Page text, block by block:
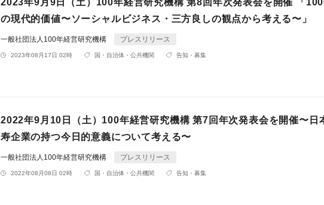
2023年9月9日（土）100年経営研究機構 第8回年次発表会を開催 「
の現代的価値〜ソーシャルビジネス・三方良しの観点から考える〜」
一般社団法人100年経営研究機構 プレスリリース
2023年08月17日 02時 国・自治体・公共機関 告知・募集
2022年9月10日（土）100年経営研究機構 第7回年次発表会を開催〜日
寿企業の持つ今日的意義について考える〜
一般社団法人100年経営研究機構 プレスリリース
2022年08月08日 02時 国・自治体・公共機関 告知・募集